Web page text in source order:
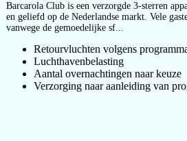
Barcarola Club is een verzorgde 3-sterren
en geliefd op de Nederlandse markt. Vele
vanwege de gemoedelijke sf...
Retourvluchten volgens
Luchthavenbelasting
Aantal overnachtingen naar keuze
Verzorging naar aanleiding van